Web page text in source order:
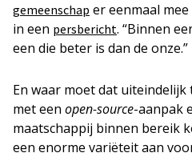
gemeenschap er eenmaal
in een persbericht. “Binnen
een die beter is dan de onze.”
En waar moet dat uiteindelijk
met een open-source-aanpak
maatschappij binnen bereik
een enorme variëteit aan